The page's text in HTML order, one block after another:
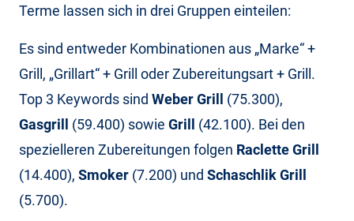
Terme lassen sich in drei Gruppen einteilen:
Es sind entweder Kombinationen aus „Marke“ +
Grill, „Grillart“ + Grill oder Zubereitungsart + Grill.
Top 3 Keywords sind Weber Grill (75.300),
Gasgrill (59.400) sowie Grill (42.100). Bei den
spezielleren Zubereitungen folgen Raclette Grill
(14.400), Smoker (7.200) und Schaschlik Grill
(5.700).